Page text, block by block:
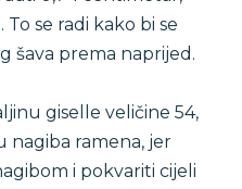
se radi kako bi se
šava prema naprijed.
giselle veličine 54,
nagiba ramena, jer
i pokvariti cijeli